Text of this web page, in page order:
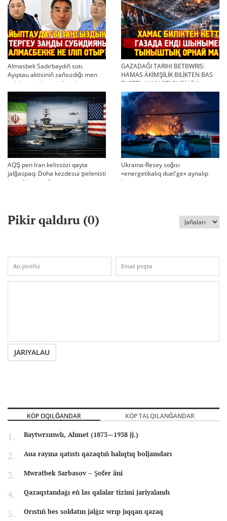
Almasbek Sadırbaydıñ sotı.
Ayıptau aktisiniñ zañsızdığı men
qoldan ösirilgen milliondar
GAZADAĞI TARIHI BETBWRIS:
HAMAS ÄKİMŞİLİK BILİKTEN BAS
TARTTI. AYMAQTI ENDİ KİM
BASQARADI?
AQŞ pen Iran kelissözi qayta
jalğaspaq: Doha kezdesui şielenisti
bäseñdete me?
Ukraina-Resey soğısı
«energetikalıq duel'ge» aynalıp
ketti
Pikir qaldıru (0)
JARIYALAU
KÖP OQILĞANDAR KÖP TALQILANĞANDAR
Baytwrsınwlı, Ahmet (1873—1938 jj.)
Aua rayına qatıstı qazaqtıñ halıqtıq boljamdarı
Mwratbek Sarbasov – Şofer äni
Qazaqstandağı eñ las qalalar tizimi jariyalandı
Orıstıñ bes soldatın jalğız wrıp jıqqan qazaq